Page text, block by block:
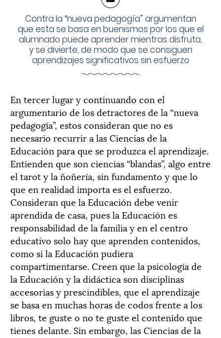
Contra la “nueva pedagogía” argumentan
que esta se basa en buenismos por los que el
alumnado puede aprender mientras disfruta,
y se divierte, de modo que se consiguen
aprendizajes significativos sin esfuerzo
En tercer lugar y continuando con el
argumentario de los detractores de la “nueva
pedagogía”, estos consideran que no es
necesario recurrir a las Ciencias de la
Educación para que se produzca el aprendizaje.
Entienden que son ciencias “blandas”, algo entre
el tarot y la ñoñería, sin fundamento y que lo
que en realidad importa es el esfuerzo.
Consideran que la Educación debe venir
aprendida de casa, pues la Educación es
responsabilidad de la familia y en el centro
educativo solo hay que aprenden contenidos,
como si la Educación pudiera
compartimentarse. Creen que la psicología de
la Educación y la didáctica son disciplinas
accesorias y prescindibles, que el aprendizaje
se basa en muchas horas de codos frente a los
libros, te guste o no te guste el contenido que
tienes delante. Sin embargo, las Ciencias de la